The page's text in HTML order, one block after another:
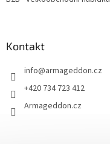
Kontakt
info@armageddon.cz
+420 734 723 412
Armageddon.cz